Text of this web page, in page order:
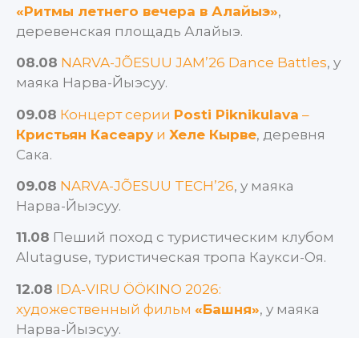
«Ритмы летнего вечера в Алайыэ»,
деревенская площадь Алайыэ.
08.08 NARVA-JÕESUU JAM’26 Dance Battles, у
маяка Нарва-Йыэсуу.
09.08 Концерт серии Posti Piknikulava –
Кристьян Касеаруи Хеле Кырве, деревня
Сака.
09.08 NARVA-JÕESUU TECH’26, у маяка
Нарва-Йыэсуу.
11.08 Пеший поход с туристическим клубом
Alutaguse, туристическая тропа Каукси-Оя.
12.08 IDA-VIRU ÖÖKINO 2026:
художественный фильм «Башня», у маяка
Нарва-Йыэсуу.